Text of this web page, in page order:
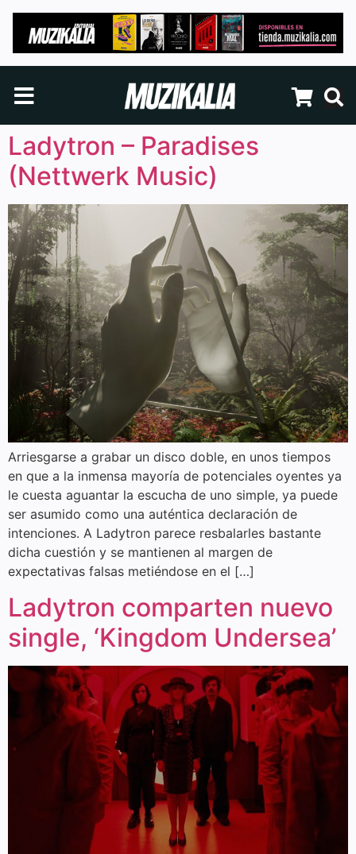
Ladytron – Paradises
(Nettwerk Music)
Arriesgarse a grabar un disco doble, en unos tiempos
en que a la inmensa mayoría de potenciales oyentes ya
le cuesta aguantar la escucha de uno simple, ya puede
ser asumido como una auténtica declaración de
intenciones. A Ladytron parece resbalarles bastante
dicha cuestión y se mantienen al margen de
expectativas falsas metiéndose en el […]
Ladytron comparten nuevo
single, ‘Kingdom Undersea’